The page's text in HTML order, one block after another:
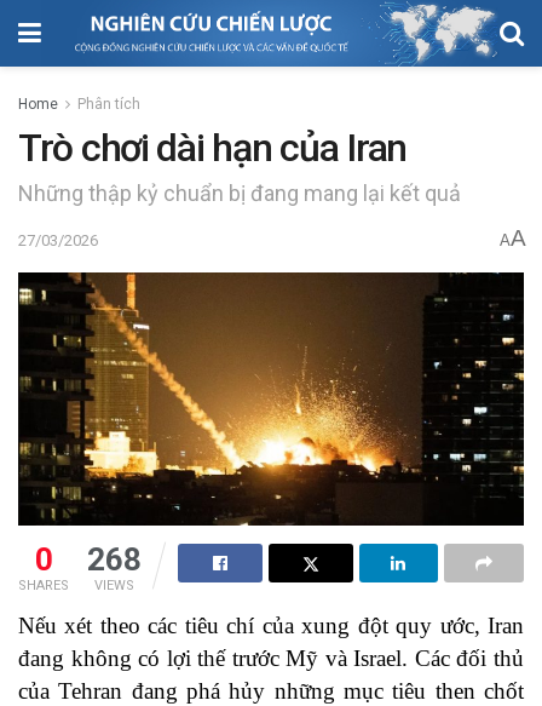
Home Phân tích
Trò chơi dài hạn của Iran
Những thập kỷ chuẩn bị đang mang lại kết quả
27/03/2026 AA
0
SHARES
268
VIEWS
Nếu xét theo các tiêu chí của xung đột quy ước, Iran
đang không có lợi thế trước Mỹ và Israel. Các đối thủ
của Tehran đang phá hủy những mục tiêu then chốt